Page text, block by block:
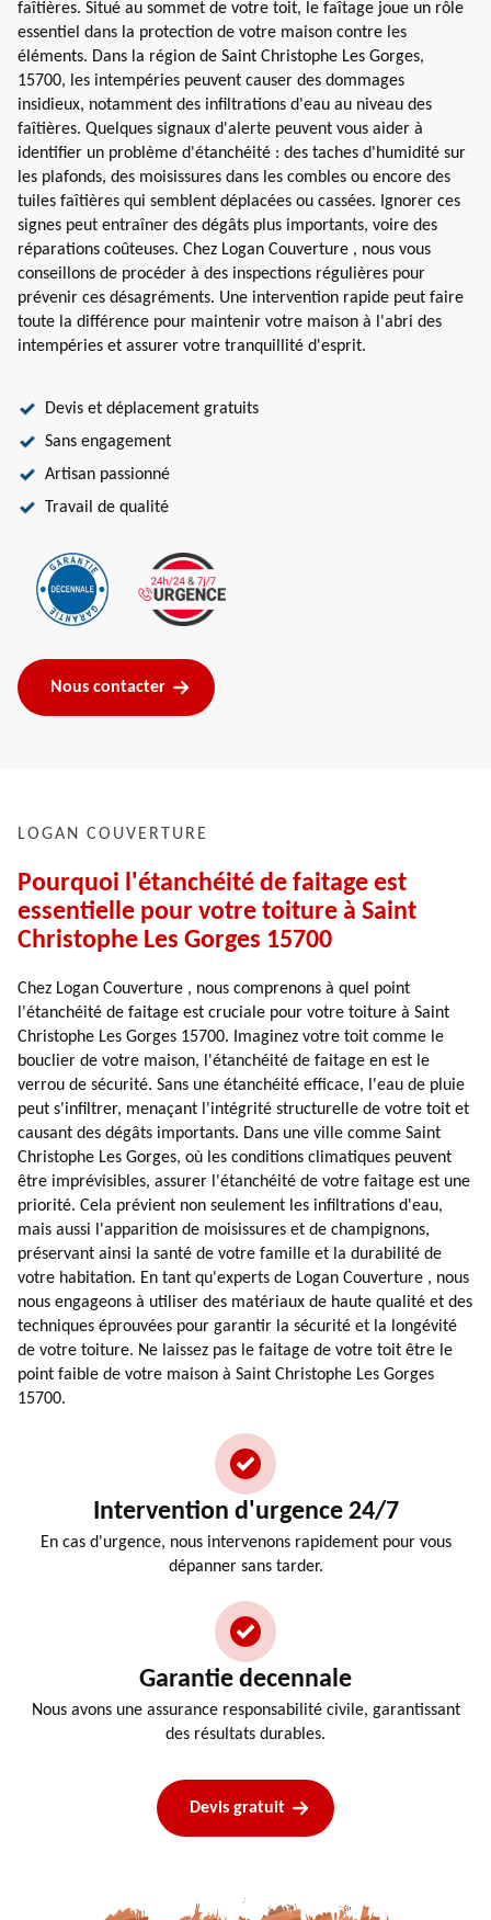
faîtières. Situé au sommet de votre toit, le faîtage joue un rôle
essentiel dans la protection de votre maison contre les
éléments. Dans la région de Saint Christophe Les Gorges,
15700, les intempéries peuvent causer des dommages
insidieux, notamment des infiltrations d'eau au niveau des
faîtières. Quelques signaux d'alerte peuvent vous aider à
identifier un problème d'étanchéité : des taches d'humidité sur
les plafonds, des moisissures dans les combles ou encore des
tuiles faîtières qui semblent déplacées ou cassées. Ignorer ces
signes peut entraîner des dégâts plus importants, voire des
réparations coûteuses. Chez Logan Couverture , nous vous
conseillons de procéder à des inspections régulières pour
prévenir ces désagréments. Une intervention rapide peut faire
toute la différence pour maintenir votre maison à l'abri des
intempéries et assurer votre tranquillité d'esprit.
Devis et déplacement gratuits
Sans engagement
Artisan passionné
Travail de qualité
Nous contacter
LOGAN COUVERTURE
Pourquoi l'étanchéité de faitage est
essentielle pour votre toiture à Saint
Christophe Les Gorges 15700
Chez Logan Couverture , nous comprenons à quel point
l'étanchéité de faitage est cruciale pour votre toiture à Saint
Christophe Les Gorges 15700. Imaginez votre toit comme le
bouclier de votre maison, l'étanchéité de faitage en est le
verrou de sécurité. Sans une étanchéité efficace, l'eau de pluie
peut s'infiltrer, menaçant l'intégrité structurelle de votre toit et
causant des dégâts importants. Dans une ville comme Saint
Christophe Les Gorges, où les conditions climatiques peuvent
être imprévisibles, assurer l'étanchéité de votre faitage est une
priorité. Cela prévient non seulement les infiltrations d'eau,
mais aussi l'apparition de moisissures et de champignons,
préservant ainsi la santé de votre famille et la durabilité de
votre habitation. En tant qu'experts de Logan Couverture , nous
nous engageons à utiliser des matériaux de haute qualité et des
techniques éprouvées pour garantir la sécurité et la longévité
de votre toiture. Ne laissez pas le faitage de votre toit être le
point faible de votre maison à Saint Christophe Les Gorges
15700.
Intervention d'urgence 24/7
En cas d'urgence, nous intervenons rapidement pour vous
dépanner sans tarder.
Garantie decennale
Nous avons une assurance responsabilité civile, garantissant
des résultats durables.
Devis gratuit